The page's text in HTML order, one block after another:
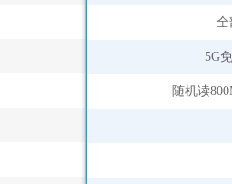
全
5G
随机读